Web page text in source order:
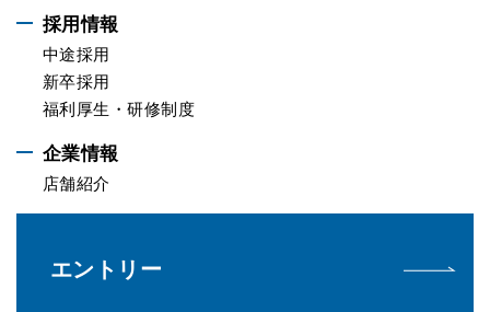
採用情報
中途採用
新卒採用
福利厚生・研修制度
企業情報
店舗紹介
エントリー